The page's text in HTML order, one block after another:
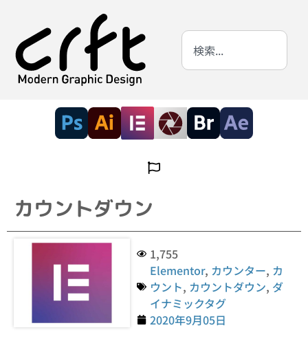
カウントダウン
1,755
Elementor, カウンター, カ
ウント, カウントダウン, ダ
イナミックタグ
2020年9月05日